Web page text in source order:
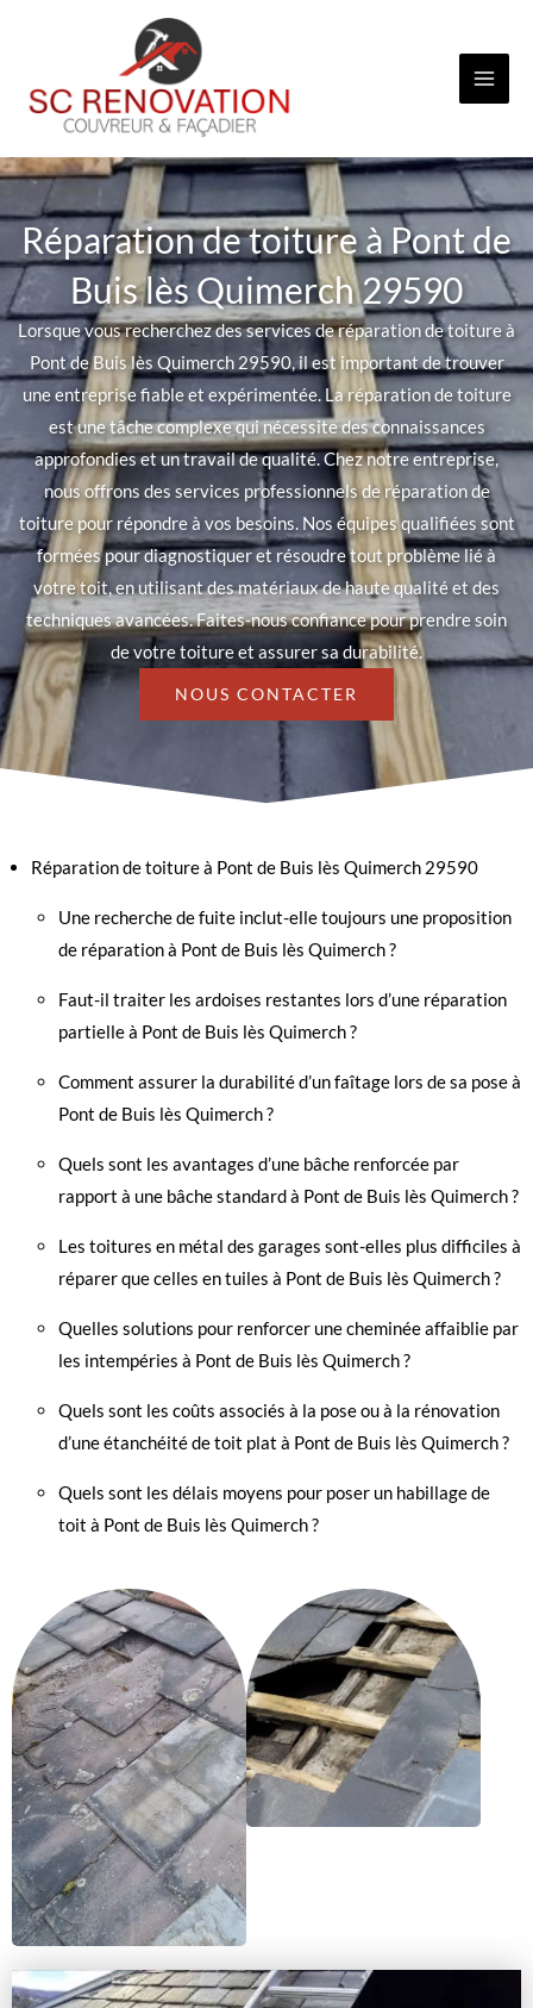
Réparation de toiture à Pont de
Buis lès Quimerch 29590
Lorsque vous recherchez des services de réparation de toiture à
Pont de Buis lès Quimerch 29590, il est important de trouver
une entreprise fiable et expérimentée. La réparation de toiture
est une tâche complexe qui nécessite des connaissances
approfondies et un travail de qualité. Chez notre entreprise,
nous offrons des services professionnels de réparation de
toiture pour répondre à vos besoins. Nos équipes qualifiées sont
formées pour diagnostiquer et résoudre tout problème lié à
votre toit, en utilisant des matériaux de haute qualité et des
techniques avancées. Faites-nous confiance pour prendre soin
de votre toiture et assurer sa durabilité.
NOUS CONTACTER
Réparation de toiture à Pont de Buis lès Quimerch 29590
Une recherche de fuite inclut-elle toujours une proposition
de réparation à Pont de Buis lès Quimerch ?
Faut-il traiter les ardoises restantes lors d’une réparation
partielle à Pont de Buis lès Quimerch ?
Comment assurer la durabilité d’un faîtage lors de sa pose à
Pont de Buis lès Quimerch ?
Quels sont les avantages d’une bâche renforcée par
rapport à une bâche standard à Pont de Buis lès Quimerch ?
Les toitures en métal des garages sont-elles plus difficiles à
réparer que celles en tuiles à Pont de Buis lès Quimerch ?
Quelles solutions pour renforcer une cheminée affaiblie par
les intempéries à Pont de Buis lès Quimerch ?
Quels sont les coûts associés à la pose ou à la rénovation
d’une étanchéité de toit plat à Pont de Buis lès Quimerch ?
Quels sont les délais moyens pour poser un habillage de
toit à Pont de Buis lès Quimerch ?